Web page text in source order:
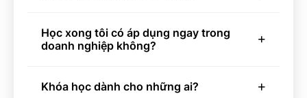
Học xong tôi có áp dụng ngay trong
doanh nghiệp không?
Khóa học dành cho những ai?